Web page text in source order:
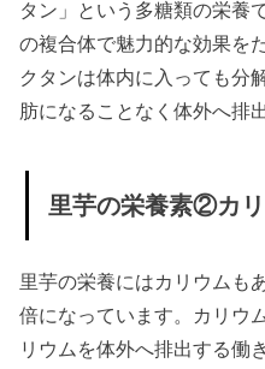
タン」という多糖類の栄養
の複合体で魅力的な効果を
クタンは体内に入っても分
肪になることなく体外へ排
里芋の栄養素②カ
里芋の栄養にはカリウムも
倍になっています。カリウ
リウムを体外へ排出する働